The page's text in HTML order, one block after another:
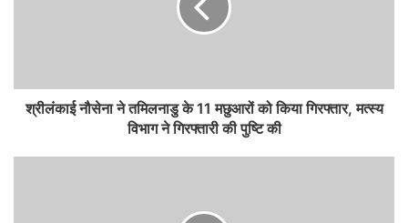
श्रीलंकाई नौसेना ने तमिलनाडु के 11 मछुआरों को किया गिरफ्तार, मत्स्य
विभाग ने गिरफ्तारी की पुष्टि की